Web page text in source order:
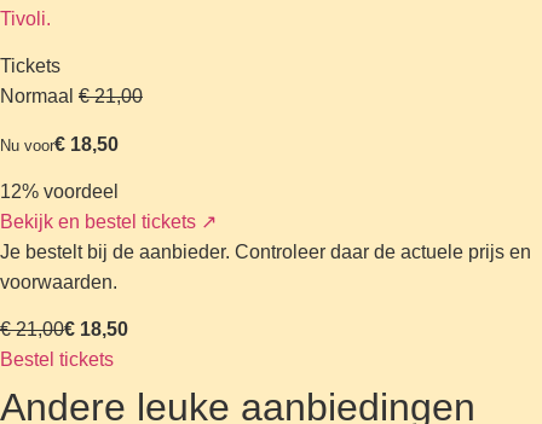
Tivoli.
Tickets
Normaal € 21,00
Nu voor€ 18,50
12% voordeel
Bekijk en bestel tickets ↗
Je bestelt bij de aanbieder. Controleer daar de actuele prijs en
voorwaarden.
€ 21,00€ 18,50
Bestel tickets
Andere leuke aanbiedingen